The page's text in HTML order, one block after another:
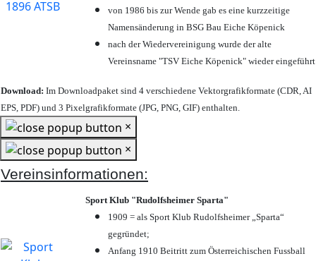
von 1986 bis zur Wende gab es eine kurzzeitige
Namensänderung in BSG Bau Eiche Köpenick
nach der Wiedervereinigung wurde der alte
Vereinsname "TSV Eiche Köpenick" wieder eingeführt
Download: Im Downloadpaket sind 4 verschiedene Vektorgrafikformate (CDR, AI
EPS, PDF) und 3 Pixelgrafikformate (JPG, PNG, GIF) enthalten.
×
×
Vereinsinformationen:
Sport Klub "Rudolfsheimer Sparta"
1909 = als Sport Klub Rudolfsheimer „Sparta“
gegründet;
Anfang 1910 Beitritt zum Österreichischen Fussball